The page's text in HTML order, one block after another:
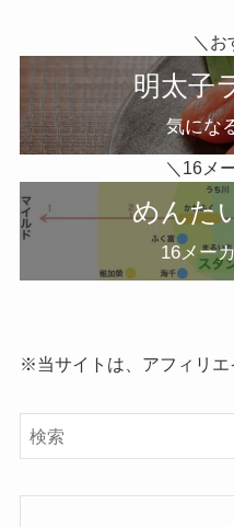
＼お
明太子
気にな
＼16メ
めんた
16メー
※当サイトは、アフィリ